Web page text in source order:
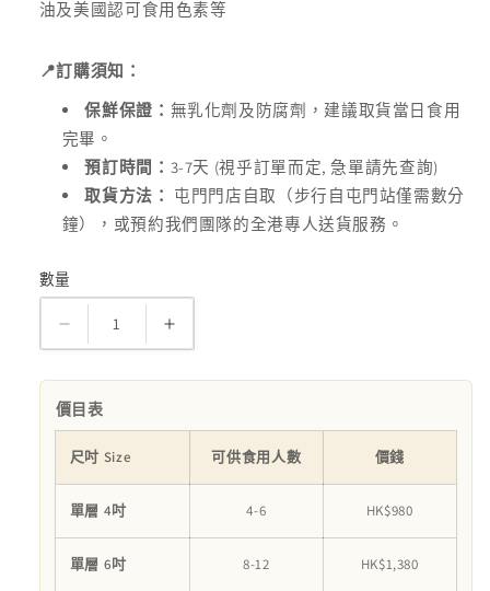
油及美國認可食用色素等
📍訂購須知：
保鮮保證： 無乳化劑及防腐劑，建議取貨當日食用
完畢。
預訂時間： 3-7天 (視乎訂單而定,急單請先查詢)
取貨方法：
屯門門店自取（步行自屯門站僅需數分
鐘），或預約我們團隊的全港專人送貨服務。
數
數量
Flamingo
蛋
糕
數
量
減
少
Flamingo
數
增
價目表
尺吋 Size 可供食用人數 價錢
單層 4吋 4-6 HK$980
單層 6吋 8-12 HK$1,380